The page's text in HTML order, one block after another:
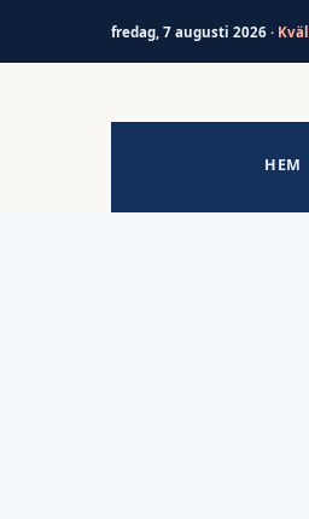
fredag, 7 augusti 2026 ·
HEM